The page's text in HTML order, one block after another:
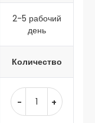
2-5 рабочий
день
Количество
- +